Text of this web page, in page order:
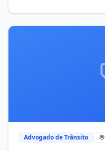
Advogado de Trânsito